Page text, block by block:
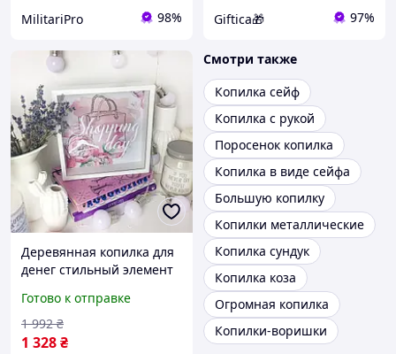
MilitariPro 98% Giftica🎁 97%
Деревянная копилка для
денег стильный элемент
финансов в интерьере
FLAME
Готово к отправке
1 328₴
1 992 ₴
Смотри также
Копилка сейф
Копилка с рукой
Поросенок копилка
Копилка в виде сейфа
Большую копилку
Копилки металлические
Копилка сундук
Копилка коза
Огромная копилка
Копилки-воришки